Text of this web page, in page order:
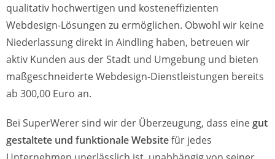
qualitativ hochwertigen und kosteneffizienten
Webdesign-Lösungen zu ermöglichen. Obwohl wir keine
Niederlassung direkt in Aindling haben, betreuen wir
aktiv Kunden aus der Stadt und Umgebung und bieten
maßgeschneiderte Webdesign-Dienstleistungen bereits
ab 300,00 Euro an.
Bei SuperWerer sind wir der Überzeugung, dass eine gut
gestaltete und funktionale Websitefür jedes